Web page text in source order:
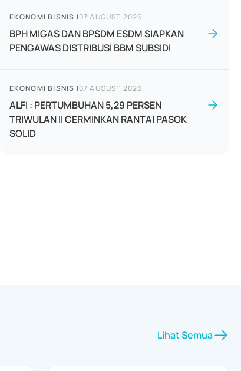
EKONOMI BISNIS |07 AUGUST 2026
BPH MIGAS DAN BPSDM ESDM SIAPKAN
PENGAWAS DISTRIBUSI BBM SUBSIDI
EKONOMI BISNIS |07 AUGUST 2026
ALFI : PERTUMBUHAN 5,29 PERSEN
TRIWULAN II CERMINKAN RANTAI PASOK
SOLID
Lihat Semua